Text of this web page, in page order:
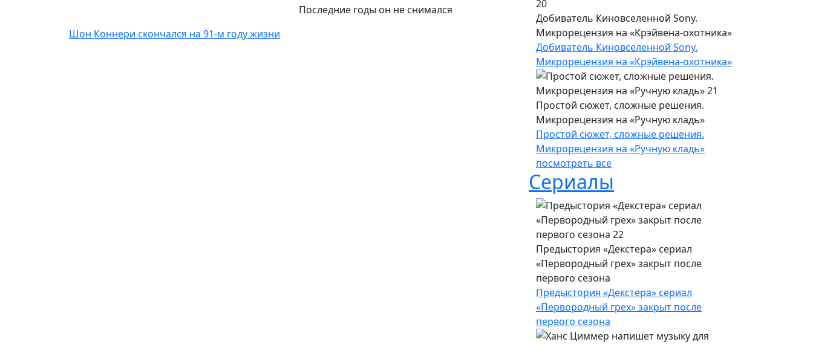
Последние годы он не снимался
Шон Коннери скончался на 91-м году жизни
Добиватель Киновселенной Sony.
Микрорецензия на «Крэйвена-охотника»
Добиватель Киновселенной Sony.
Микрорецензия на «Крэйвена-охотника»
Простой сюжет, сложные решения.
Микрорецензия на «Ручную кладь»
Простой сюжет, сложные решения.
Микрорецензия на «Ручную кладь»
посмотреть все
Сериалы
Предыстория «Декстера» сериал
«Первородный грех» закрыт после
первого сезона
Предыстория «Декстера» сериал
«Первородный грех» закрыт после
первого сезона